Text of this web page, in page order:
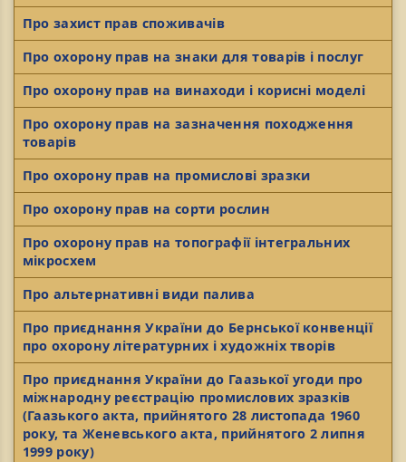
Про захист прав споживачів
Про охорону прав на знаки для товарів і послуг
Про охорону прав на винаходи і корисні моделі
Про охорону прав на зазначення походження
товарів
Про охорону прав на промислові зразки
Про охорону прав на сорти рослин
Про охорону прав на топографії інтегральних
мікросхем
Про альтернативні види палива
Про приєднання України до Бернської конвенції
про охорону літературних і художніх творів
Про приєднання України до Гаазької угоди про
міжнародну реєстрацію промислових зразків
(Гаазького акта, прийнятого 28 листопада 1960
року, та Женевського акта, прийнятого 2 липня
1999 року)